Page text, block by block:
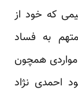
که خود از
به فساد
همچون
احمدی نژاد